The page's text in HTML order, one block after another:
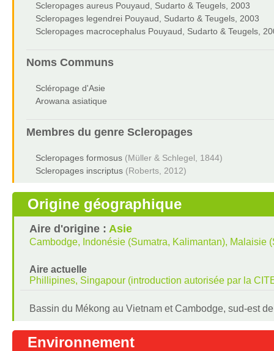
Scleropages aureus Pouyaud, Sudarto & Teugels, 2003
Scleropages legendrei Pouyaud, Sudarto & Teugels, 2003
Scleropages macrocephalus Pouyaud, Sudarto & Teugels,
Noms Communs
Scléropage d'Asie
Arowana asiatique
Membres du genre Scleropages
Scleropages formosus (Müller & Schlegel, 1844)
Scleropages inscriptus (Roberts, 2012)
Origine géographique
Aire d'origine : Asie
Cambodge, Indonésie (Sumatra, Kalimantan),
Aire actuelle
Phillipines, Singapour (introduction autorisée par la
Bassin du Mékong au Vietnam et Cambodge, sud-est
Environnement